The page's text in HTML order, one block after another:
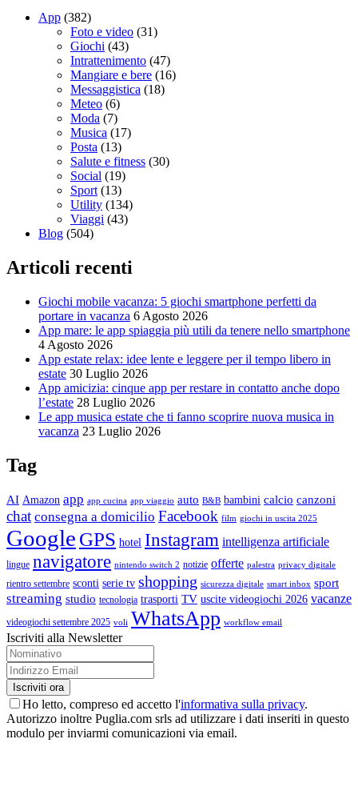
App (382)
Foto e video (31)
Giochi (43)
Intrattenimento (47)
Mangiare e bere (16)
Messaggistica (18)
Meteo (6)
Moda (7)
Musica (17)
Posta (13)
Salute e fitness (30)
Social (19)
Sport (13)
Utility (134)
Viaggi (43)
Blog (504)
Articoli recenti
Giochi mobile vacanza: 5 giochi smartphone perfetti da
portare in vacanza 6 Agosto 2026
App mare: le app spiaggia più utili da tenere nello smartphone
4 Agosto 2026
App estate relax: idee lente e leggere per il tempo libero in
estate 30 Luglio 2026
App amicizia: cinque app per restare in contatto anche dopo
l’estate 28 Luglio 2026
Le app musica estate che ti fanno scoprire nuova musica in
vacanza 23 Luglio 2026
Tag
AI Amazon app app cucina app viaggio auto B&B bambini calcio canzoni
chat consegna a domicilio Facebook film giochi in uscita 2025
Google GPS hotel Instagram intelligenza artificiale
lingue navigatore nintendo switch 2 notizie offerte palestra privacy digitale
rientro settembre sconti serie tv shopping sicurezza digitale smart inbox sport
streaming studio tecnologia trasporti TV uscite videogiochi 2026 vacanze
videogiochi settembre 2025 voli WhatsApp workflow email
Iscriviti alla Newsletter
Ho letto, compreso ed accetto l'informativa sulla privacy.
Autorizzo inoltre Puglia.com srls ad utilizzare i dati inseriti in questo
modulo per inviarmi comunicazioni via email.